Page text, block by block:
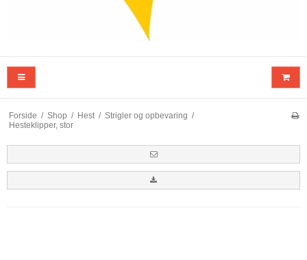
Forside / Shop / Hest / Strigler og opbevaring /
Hesteklipper, stor